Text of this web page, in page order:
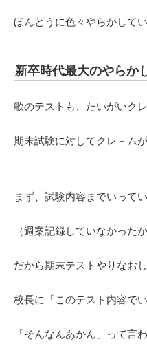
ほんとうに色々やらかしてい
新卒時代最大のやらか
歌のテストも、たいがいク
期末試験に対してクレ－ムが
まず、試験内容までいって
（週案記録していなかった
だから期末テストやりなお
校長に「このテスト内容で
「そんなんあかん」って言